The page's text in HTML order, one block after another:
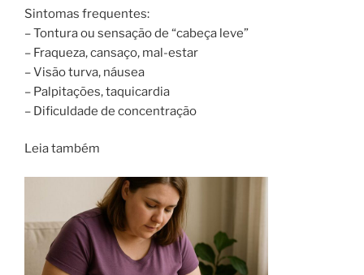
Sintomas frequentes:
– Tontura ou sensação de “cabeça leve”
– Fraqueza, cansaço, mal-estar
– Visão turva, náusea
– Palpitações, taquicardia
– Dificuldade de concentração
Leia também